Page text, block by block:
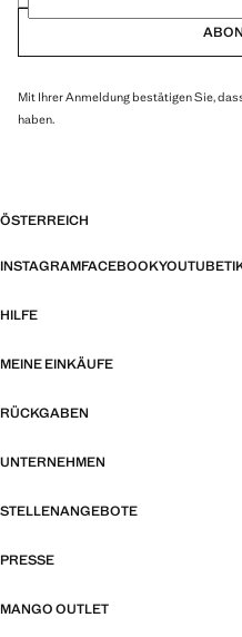
Mit Ihrer Anmeldung bestätigen Sie,
haben.
ÖSTERREICH
INSTAGRAMFACEBOOKYOUTUBE
HILFE
MEINE EINKÄUFE
RÜCKGABEN
UNTERNEHMEN
STELLENANGEBOTE
PRESSE
MANGO OUTLET